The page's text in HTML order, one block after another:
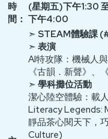
時
間：
(星期五)下午1:30
下午4:00
➣ STEAM體驗課
➣ 表演
AI特攻隊：機械人
《古韻．新聲》、
➣ 學科攤位活動
潔心陸空體驗：載
Literacy Legends:
靜品茶心閱天下，
Culture)